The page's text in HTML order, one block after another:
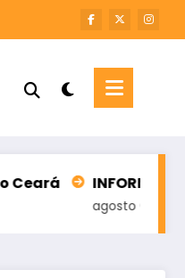
INFORME – M7
agosto 6, 2026